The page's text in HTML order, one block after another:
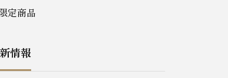
限定商品
情報